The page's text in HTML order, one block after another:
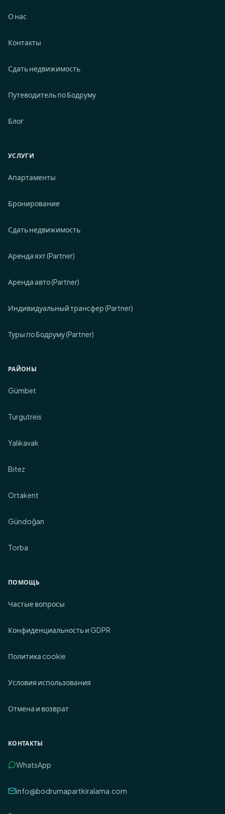
О нас
Контакты
Сдать недвижимость
Путеводитель по Бодруму
Блог
УСЛУГИ
Апартаменты
Бронирование
Сдать недвижимость
Аренда яхт (Partner)
Аренда авто (Partner)
Индивидуальный трансфер (Partner)
Туры по Бодруму (Partner)
РАЙОНЫ
Gümbet
Turgutreis
Yalıkavak
Bitez
Ortakent
Gündoğan
Torba
ПОМОЩЬ
Частые вопросы
Конфиденциальность и GDPR
Политика cookie
Условия использования
Отмена и возврат
КОНТАКТЫ
WhatsApp
info@bodrumapartkiralama.com